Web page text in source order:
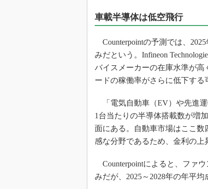
車載半導体は低空飛行
Counterpointの予測では、
みだという。Infineon
バイスメーカーの在庫水準が高
ードの稼働率がさらに低下する
「電気自動車（EV）や先進
1台当たりの半導体搭載数が増
面にある。自動車市場はここ
感な分野であるため、金利の上
Counterpointによると、ファ
みだが、2025～2028年の年平